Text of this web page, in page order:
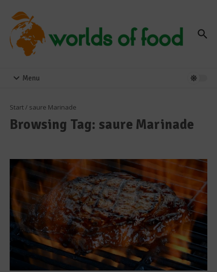
Menu
Start/ saure Marinade
Browsing Tag: saure Marinade